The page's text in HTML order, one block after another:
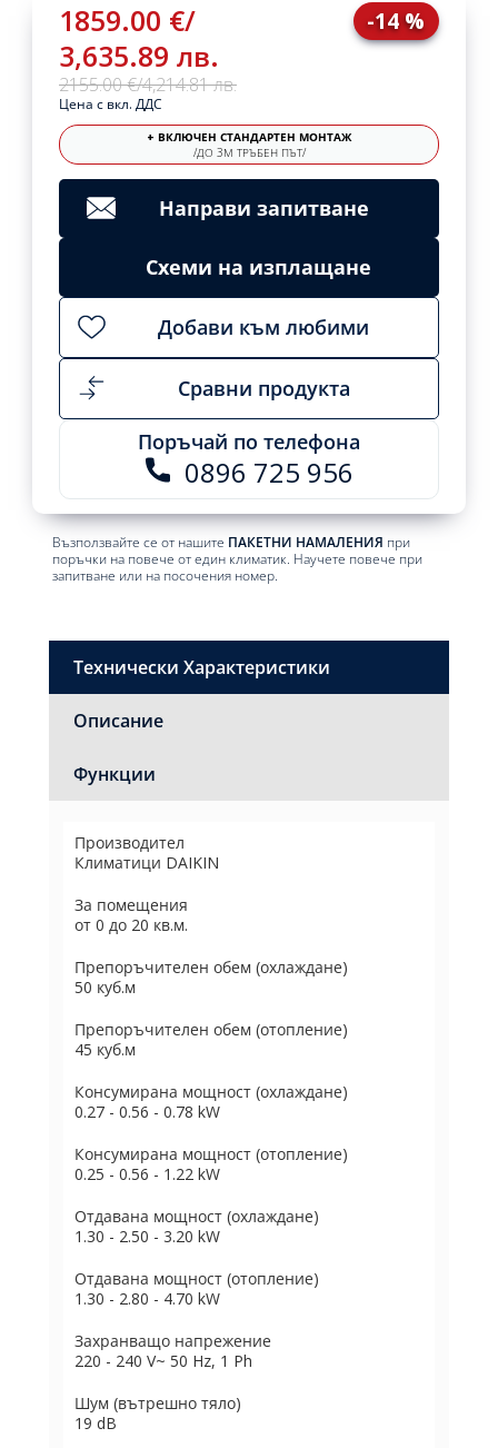
1859.00 €/
3,635.89 лв.
2155.00 €/4,214.81 лв.
-14 %
Цена с вкл. ДДС
+ ВКЛЮЧЕН СТАНДАРТЕН МОНТАЖ
/ДО 3М ТРЪБЕН ПЪТ/
Направи запитване
Схеми на изплащане
Добави към любими
Сравни продукта
Поръчай по телефона
0896 725 956
Възползвайте се от нашите ПАКЕТНИ НАМАЛЕНИЯ при
поръчки на повече от един климатик. Научете повече при
запитване или на посочения номер.
Технически Характеристики
Описание
Функции
Производител
Климатици DAIKIN
За помещения
от 0 до 20 кв.м.
Препоръчителен обем (охлаждане)
50 куб.м
Препоръчителен обем (отопление)
45 куб.м
Консумирана мощност (охлаждане)
0.27 - 0.56 - 0.78 kW
Консумирана мощност (отопление)
0.25 - 0.56 - 1.22 kW
Отдавана мощност (охлаждане)
1.30 - 2.50 - 3.20 kW
Отдавана мощност (отопление)
1.30 - 2.80 - 4.70 kW
Захранващо напрежение
220 - 240 V~ 50 Hz, 1 Ph
Шум (вътрешно тяло)
19 dB